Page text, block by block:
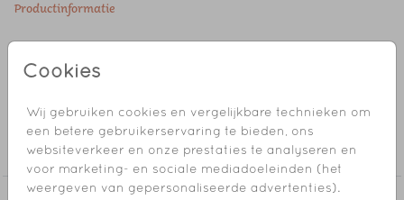
Cookies
Wij gebruiken cookies en vergelijkbare technieken om
een betere gebruikerservaring te bieden, ons
websiteverkeer en onze prestaties te analyseren en
voor marketing- en sociale mediadoeleinden (het
weergeven van gepersonaliseerde advertenties).
Productinformatie
Sluitzegel met een konijnen bijtring.
Collectie
Sluitzegel